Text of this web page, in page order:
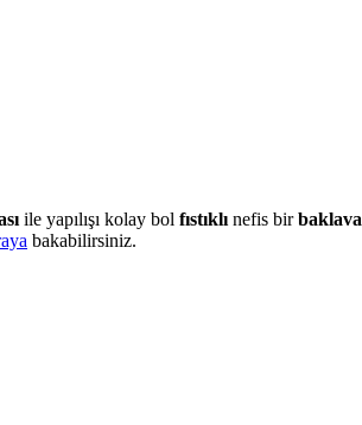
ile yapılışı kolay bol fıstıklı nefis birbaklava
bakabilirsiniz.